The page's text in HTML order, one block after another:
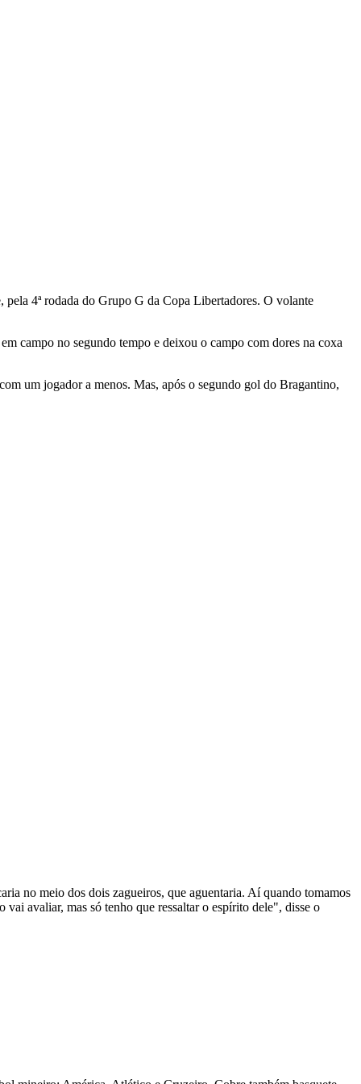
4ª rodada do Grupo G da Copa Libertadores. O volante
campo no segundo tempo e deixou o campo com dores na coxa
um jogador a menos. Mas, após o segundo gol do Bragantino,
no meio dos dois zagueiros, que aguentaria. Aí quando tomamos
avaliar, mas só tenho que ressaltar o espírito dele", disse o